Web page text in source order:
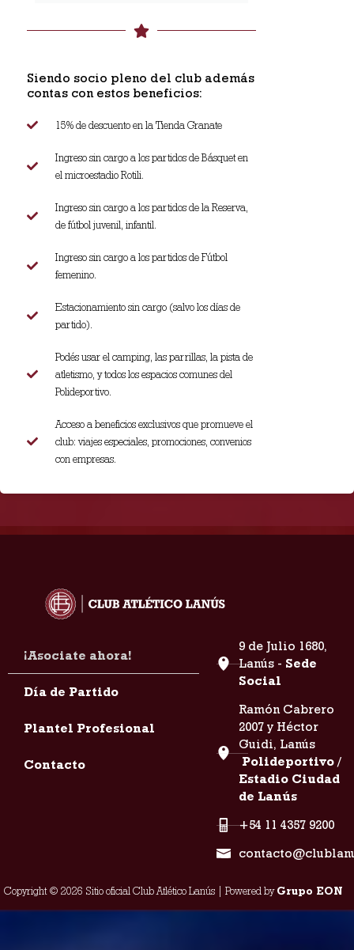
Siendo socio pleno del club además
contas con estos beneficios:
15% de descuento en la Tienda Granate
Ingreso sin cargo a los partidos de Básquet en
el microestadio Rotili.
Ingreso sin cargo a los partidos de la Reserva,
de fútbol juvenil, infantil.
Ingreso sin cargo a los partidos de Fútbol
femenino.
Estacionamiento sin cargo (salvo los días de
partido).
Podés usar el camping, las parrillas, la pista de
atletismo, y todos los espacios comunes del
Polideportivo.
Acceso a beneficios exclusivos que promueve el
club: viajes especiales, promociones, convenios
con empresas.
¡Asociate ahora!
Día de Partido
Plantel Profesional
Contacto
9 de Julio 1680,
Lanús - Sede
Social
Ramón Cabrero
2007 y Héctor
Guidi, Lanús
Polideportivo /
Estadio Ciudad
de Lanús
+54 11 4357 9200
Copyright © 2026 Sitio oficial Club Atlético Lanús | Powered byGrupo EON